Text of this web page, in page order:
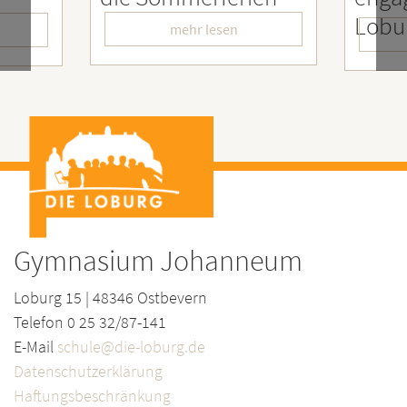
mehr lesen
Gymnasium Johanneum
Loburg 15 | 48346 Ostbevern
Telefon 0 25 32/87-141
E-Mail schule@die-loburg.de
Datenschutzerklärung
Haftungsbeschränkung